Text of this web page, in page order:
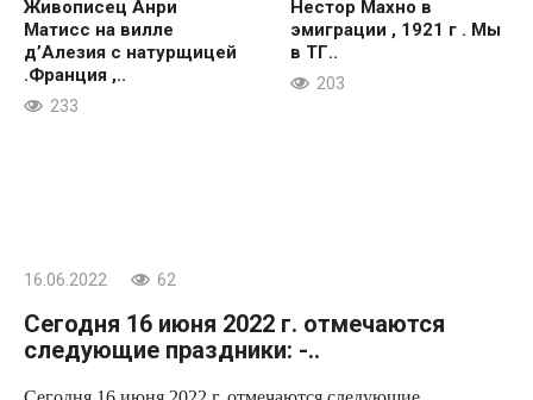
Живописец Анри
Матисс на вилле
д’Алезия с натурщицей
.Франция ,..
233
Нестор Махно в
эмиграции , 1921 г . Мы
в ТГ..
203
16.06.2022 62
Сегодня 16 июня 2022 г. отмечаются
следующие праздники: -..